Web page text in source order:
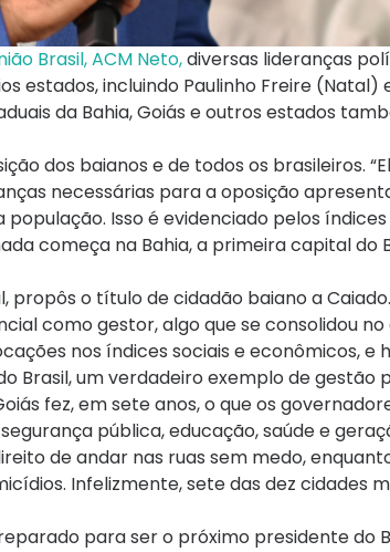
Brasil, ACM Neto,diversas lideranças
estados, incluindo Paulinho Freire (Natal)
da Bahia, Goiás e outros estados
dos baianos e de todos os brasileiros.
necessárias para a oposição
Isso é evidenciado pelos
começa na Bahia, a primeira capital do
o título de cidadão baiano a
como gestor, algo que se consolidou no
nos índices sociais e econômicos, e
Brasil, um verdadeiro exemplo de gestão
fez, em sete anos, o que os
pública, educação, saúde e
de andar nas ruas sem medo,
Infelizmente, sete das dez cidades
para ser o próximo presidente do